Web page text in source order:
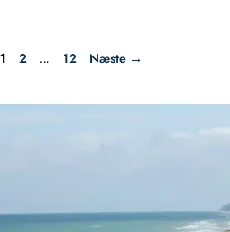
Side
1 Side
2 … Side
12 Næste →